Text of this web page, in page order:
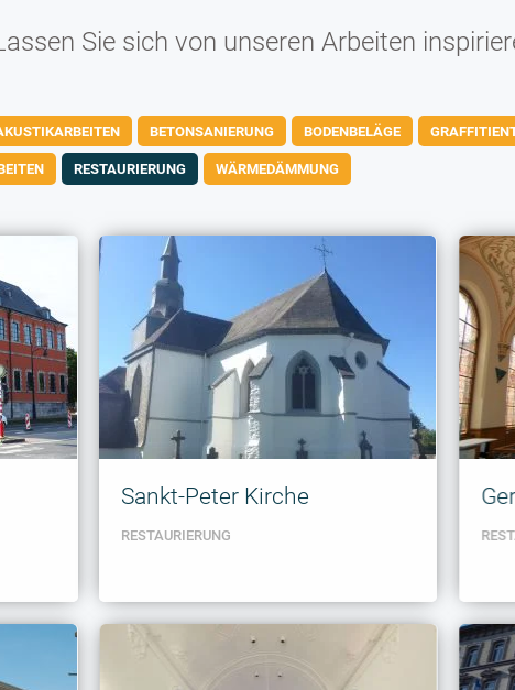
Sie sich von unseren Arbeiten
BETONSANIERUNG BODENBELÄGE
RESTAURIERUNG WÄRMEDÄMMUNG
Sankt-Peter Kirche
RESTAURIERUNG